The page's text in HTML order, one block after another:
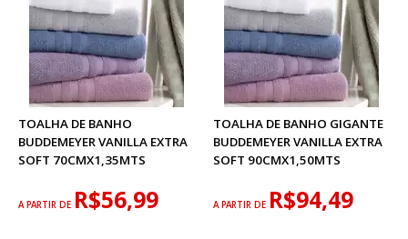
TOALHA DE BANHO
BUDDEMEYER VANILLA EXTRA
SOFT 70CMX1,35MTS
A PARTIR DE R$56,99
TOALHA DE BANHO GIGANTE
BUDDEMEYER VANILLA EXTRA
SOFT 90CMX1,50MTS
A PARTIR DE R$94,49